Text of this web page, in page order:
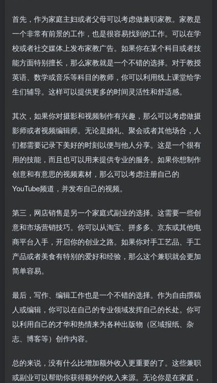
首先，作为家庭主妇或者父母可以考虑做兼职家教。家教是
一个非常有前景的工作，也是很容易找到的工作。可以在学
校或者社交媒体上发布家教广告。如果你在某个科目或者技
能方面特别擅长，那么家教就是一个不错的选择。对于教授
英语、数学或音乐等科目的教师，你可以利用线上课堂给学
生们辅导。这样可以提供更多的时间灵活性和舒适感。
其次，如果你对摄影和视频制作有兴趣，那么可以考虑做摄
影师或者视频编辑师。无论是婚礼、聚会或者其他场合，人
们都需要记录下美好的时刻以便与他人分享。这是一个很有
用的技能，而且也可以用来提供专业的服务。如果你想制作
创意和有意思的视频素材，那么可以考虑注册自己的
YouTube频道，并发布自己的视频。
第三，网店销售是另一个家庭式副业的选择。这需要一些创
意和市场营销技巧。你可以从淘宝、拼多多、京东或其他电
商平台入手，开启你的创业之路。如果你对手工艺品、手工
产品或者美食有特别的爱好和经验，那么这个兼职就会更加
简单容易。
最后，写作、编辑工作也是一个不错的选择。作为自由撰稿
人或编辑，你可以在自己的专业领域发挥自己的长处。你可
以利用自己的才华和热情来为各种出版物（区域报纸、杂
志、博客等）创作内容。
总的来说，没有什么比增加额外收入更重要的了。这些兼职
或副业可以帮助你获得额外的收入来源。无论你是在家庭，